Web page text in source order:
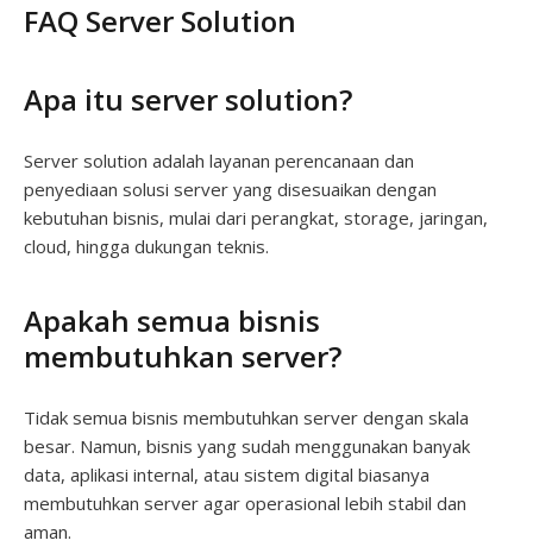
FAQ Server Solution
Apa itu server solution?
Server solution adalah layanan perencanaan dan
penyediaan solusi server yang disesuaikan dengan
kebutuhan bisnis, mulai dari perangkat, storage, jaringan,
cloud, hingga dukungan teknis.
Apakah semua bisnis
membutuhkan server?
Tidak semua bisnis membutuhkan server dengan skala
besar. Namun, bisnis yang sudah menggunakan banyak
data, aplikasi internal, atau sistem digital biasanya
membutuhkan server agar operasional lebih stabil dan
aman.